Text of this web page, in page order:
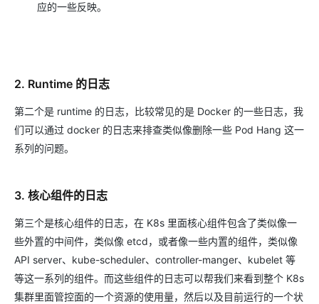
应的一些反映。
2. Runtime 的日志
第二个是 runtime 的日志，比较常见的是 Docker 的一些日志，我
们可以通过 docker 的日志来排查类似像删除一些 Pod Hang 这一
系列的问题。
3. 核心组件的日志
第三个是核心组件的日志，在 K8s 里面核心组件包含了类似像一
些外置的中间件，类似像 etcd，或者像一些内置的组件，类似像
API server、kube-scheduler、controller-manger、kubelet 等
等这一系列的组件。而这些组件的日志可以帮我们来看到整个 K8s
集群里面管控面的一个资源的使用量，然后以及目前运行的一个状